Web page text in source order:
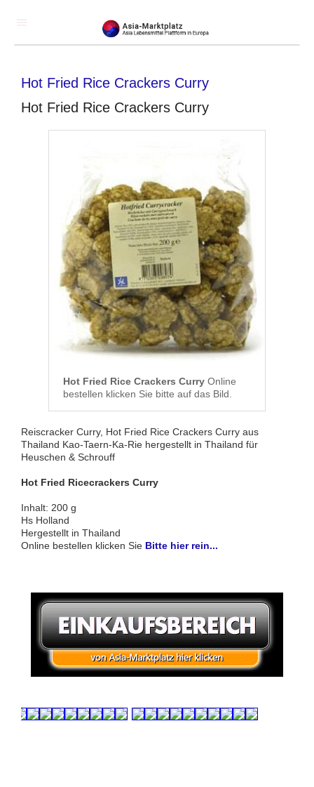
Hot Fried Rice Crackers Curry
Hot Fried Rice Crackers Curry
Hot Fried Rice Crackers CurryOnline
bestellen klicken Sie bitte auf das Bild.
Reiscracker Curry, Hot Fried Rice Crackers Curry aus
Thailand Kao-Taern-Ka-Rie hergestellt in Thailand für
Heuschen & Schrouff
Hot Fried Ricecrackers Curry
Inhalt: 200 g
Hs Holland
Hergestellt in Thailand
Online bestellen klicken Sie Bitte hier rein...